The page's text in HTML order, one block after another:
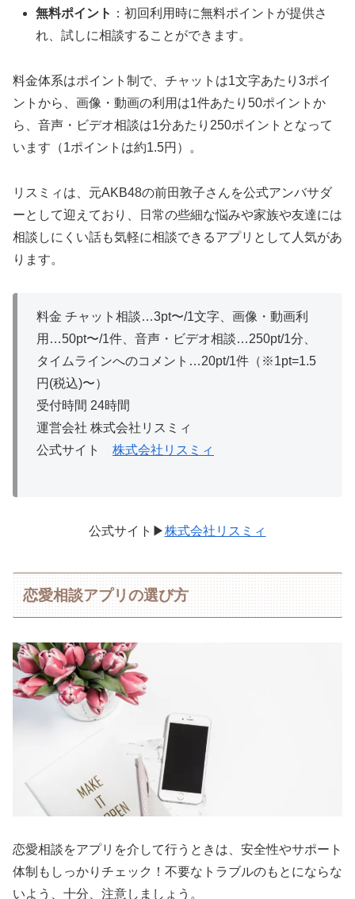
無料ポイント ：初回利用時に無料ポイントが提供さ
れ、試しに相談することができます。
料金体系はポイント制で、チャットは1文字あたり3ポイ
ントから、画像・動画の利用は1件あたり50ポイントか
ら、音声・ビデオ相談は1分あたり250ポイントとなって
います（1ポイントは約1.5円）。
リスミィは、元AKB48の前田敦子さんを公式アンバサダ
ーとして迎えており、日常の些細な悩みや家族や友達には
相談しにくい話も気軽に相談できるアプリとして人気があ
ります。
料金 チャット相談…3pt〜/1文字、画像・動画利
用…50pt〜/1件、音声・ビデオ相談…250pt/1分、
タイムラインへのコメント…20pt/1件（※1pt=1.5
円(税込)〜）
受付時間 24時間
運営会社 株式会社リスミィ
公式サイト 株式会社リスミィ
公式サイト▶株式会社リスミィ
恋愛相談アプリの選び方
恋愛相談をアプリを介して行うときは、安全性やサポート
体制もしっかりチェック！不要なトラブルのもとにならな
いよう、十分、注意しましょう。